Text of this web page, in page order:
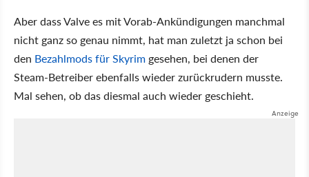
Aber dass Valve es mit Vorab-Ankündigungen manchmal
nicht ganz so genau nimmt, hat man zuletzt ja schon bei
den Bezahlmods für Skyrim gesehen, bei denen der
Steam-Betreiber ebenfalls wieder zurückrudern musste.
Mal sehen, ob das diesmal auch wieder geschieht.